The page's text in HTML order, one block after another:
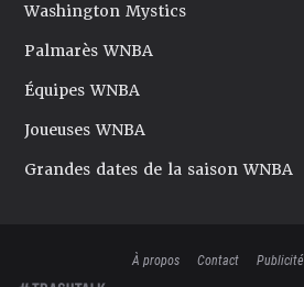
Washington Mystics
Palmarès WNBA
Équipes WNBA
Joueuses WNBA
Grandes dates de la saison WNBA
À propos Contact
Publicité